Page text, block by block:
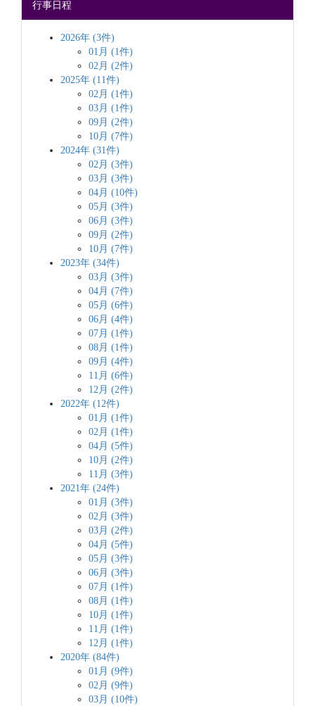
行事日程
2026年 (3件)
01月 (1件)
02月 (2件)
2025年 (11件)
02月 (1件)
03月 (1件)
09月 (2件)
10月 (7件)
2024年 (31件)
02月 (3件)
03月 (3件)
04月 (10件)
05月 (3件)
06月 (3件)
09月 (2件)
10月 (7件)
2023年 (34件)
03月 (3件)
04月 (7件)
05月 (6件)
06月 (4件)
07月 (1件)
08月 (1件)
09月 (4件)
11月 (6件)
12月 (2件)
2022年 (12件)
01月 (1件)
02月 (1件)
04月 (5件)
10月 (2件)
11月 (3件)
2021年 (24件)
01月 (3件)
02月 (3件)
03月 (2件)
04月 (5件)
05月 (3件)
06月 (3件)
07月 (1件)
08月 (1件)
10月 (1件)
11月 (1件)
12月 (1件)
2020年 (84件)
01月 (9件)
02月 (9件)
03月 (10件)